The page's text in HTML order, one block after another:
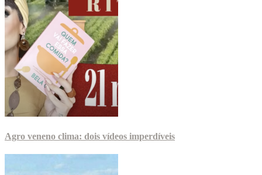
Agro veneno clima: dois vídeos imperdíveis